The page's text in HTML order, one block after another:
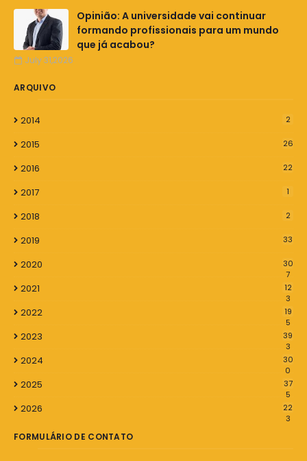
Opinião: A universidade vai continuar
formando profissionais para um mundo
que já acabou?
July 31,2026
ARQUIVO
2014 2
2015 26
2016 22
2017 1
2018 2
2019 33
2020
30
7
2021
12
3
2022
19
5
2023
39
3
2024
30
0
2025
37
5
2026
22
3
FORMULÁRIO DE CONTATO